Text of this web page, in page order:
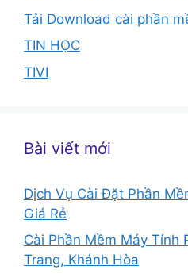
Tải Download cài phần
TIN HỌC
TIVI
Bài viết mới
Dịch Vụ Cài Đặt Phần
Giá Rẻ
Cài Phần Mềm Máy Tính
Trang, Khánh Hòa